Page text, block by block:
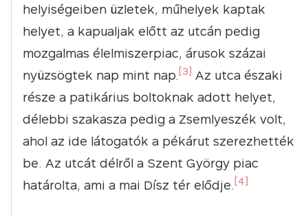
helyiségeiben üzletek, műhelyek kaptak
helyet, a kapualjak előtt az utcán pedig
mozgalmas élelmiszerpiac, árusok százai
nyüzsögtek nap mint nap. [3]
Az utca északi
része a patikárius boltoknak adott helyet,
délebbi szakasza pedig a Zsemlyeszék volt,
ahol az ide látogatók a pékárut szerezhették
be. Az utcát délről a Szent György piac
határolta, ami a mai Dísz tér elődje. [4]